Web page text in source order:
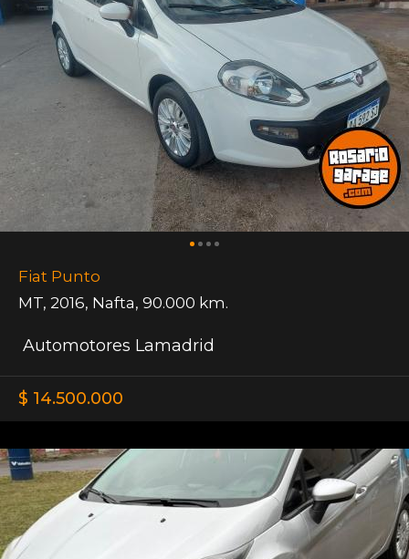
Fiat Punto
MT, 2016, Nafta, 90.000 km.
Automotores Lamadrid
$ 14.500.000